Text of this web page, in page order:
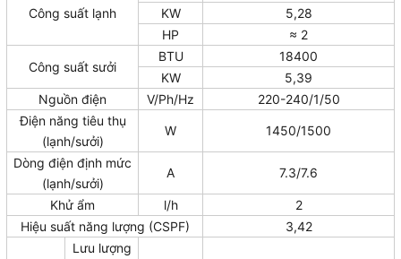
Công suất lạnh
KW
5,28
HP
≈ 2
Công suất sưởi
BTU
18400
KW
5,39
Nguồn điện
V/Ph/Hz
220-240/1/50
Điện năng tiêu thụ
(lạnh/sưởi)
W 1450/1500
Dòng điện định mức
(lạnh/sưởi)
A 7.3/7.6
Khử ẩm l/h
2
Hiệu suất năng lượng (CSPF)
3,42
Lưu lượng